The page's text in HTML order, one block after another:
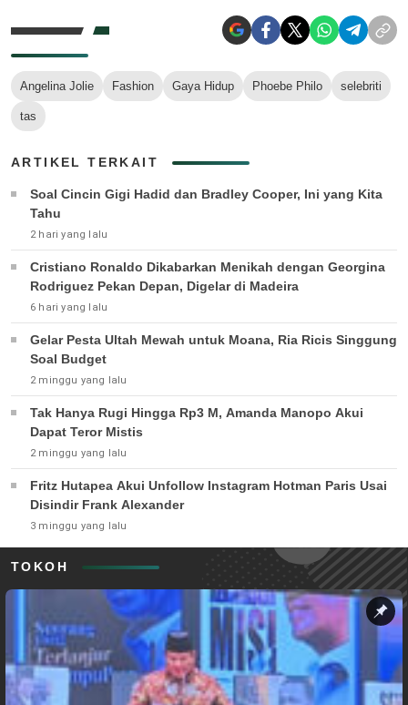
Angelina Jolie Fashion Gaya Hidup Phoebe Philo selebriti
tas
ARTIKEL TERKAIT
Soal Cincin Gigi Hadid dan Bradley Cooper, Ini yang Kita
Tahu
2 hari yang lalu
Cristiano Ronaldo Dikabarkan Menikah dengan Georgina
Rodriguez Pekan Depan, Digelar di Madeira
6 hari yang lalu
Gelar Pesta Ultah Mewah untuk Moana, Ria Ricis Singgung
Soal Budget
2 minggu yang lalu
Tak Hanya Rugi Hingga Rp3 M, Amanda Manopo Akui
Dapat Teror Mistis
2 minggu yang lalu
Fritz Hutapea Akui Unfollow Instagram Hotman Paris Usai
Disindir Frank Alexander
3 minggu yang lalu
TOKOH